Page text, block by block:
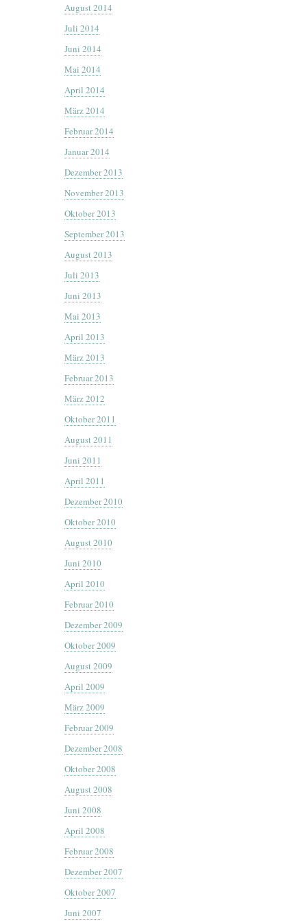
August 2014
Juli 2014
Juni 2014
Mai 2014
April 2014
März 2014
Februar 2014
Januar 2014
Dezember 2013
November 2013
Oktober 2013
September 2013
August 2013
Juli 2013
Juni 2013
Mai 2013
April 2013
März 2013
Februar 2013
März 2012
Oktober 2011
August 2011
Juni 2011
April 2011
Dezember 2010
Oktober 2010
August 2010
Juni 2010
April 2010
Februar 2010
Dezember 2009
Oktober 2009
August 2009
April 2009
März 2009
Februar 2009
Dezember 2008
Oktober 2008
August 2008
Juni 2008
April 2008
Februar 2008
Dezember 2007
Oktober 2007
Juni 2007